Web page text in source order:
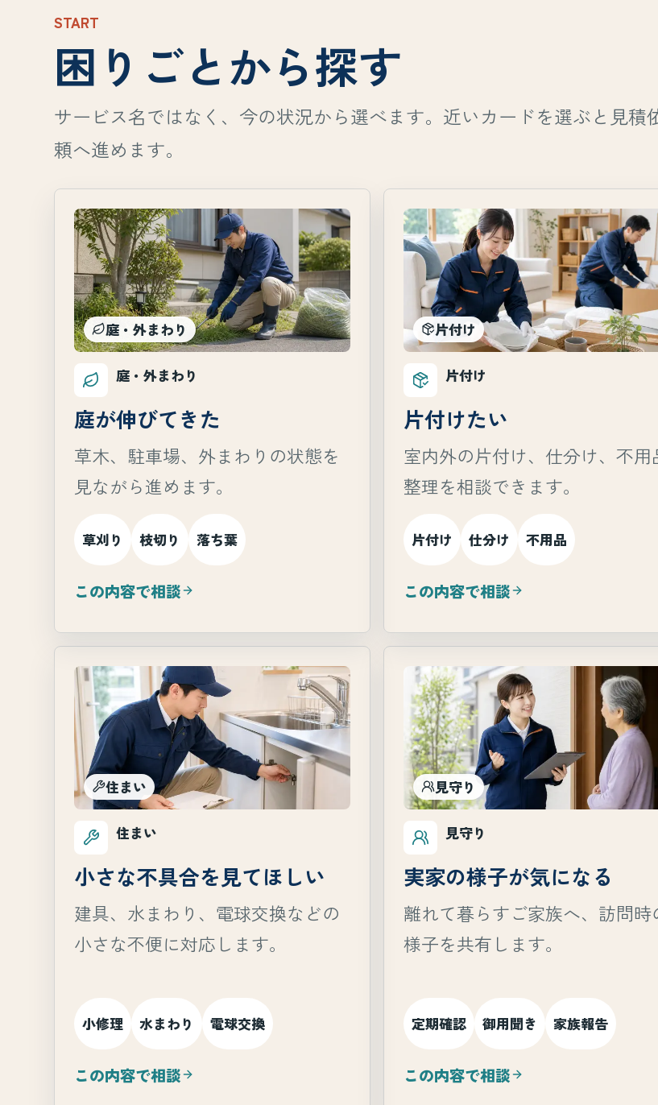
START
困りごとから探す
サービス名ではなく、今の状況から選べます。近いカードを選ぶと見積
頼へ進めます。
庭・外まわり
庭・外まわり
庭が伸びてきた
草木、駐車場、外まわりの状態を
見ながら進めます。
草刈り 枝切り 落ち葉
この内容で相談
片付け
片付け
片付けたい
室内外の片付け、仕分け、不用
整理を相談できます。
片付け 仕分け 不用品
この内容で相談
住まい
住まい
小さな不具合を見てほしい
建具、水まわり、電球交換などの
小さな不便に対応します。
小修理 水まわり 電球交換
この内容で相談
見守り
見守り
実家の様子が気になる
離れて暮らすご家族へ、訪問時
様子を共有します。
定期確認 御用聞き 家族報告
この内容で相談